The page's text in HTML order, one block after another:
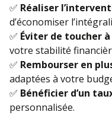
✅ Réaliser
d’économiser
✅ Éviter de toucher
votre stabilité
✅ Rembourser en
adaptées à votre
✅ Bénéficier d’un
personnalisée.